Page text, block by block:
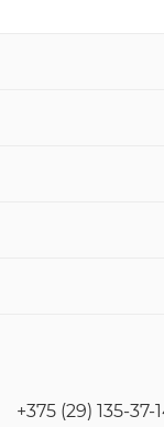
+375 (29) 135-37-